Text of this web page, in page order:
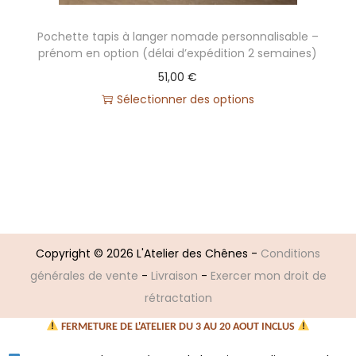
Pochette tapis à langer nomade personnalisable –
prénom en option (délai d’expédition 2 semaines)
51,00€
Sélectionner des options
Copyright © 2026 L'Atelier des Chênes - Conditions
générales de vente - Livraison - Exercer mon droit de
rétractation
FERMETURE DE L'ATELIER DU 3 AU 20 AOUT INCLUS